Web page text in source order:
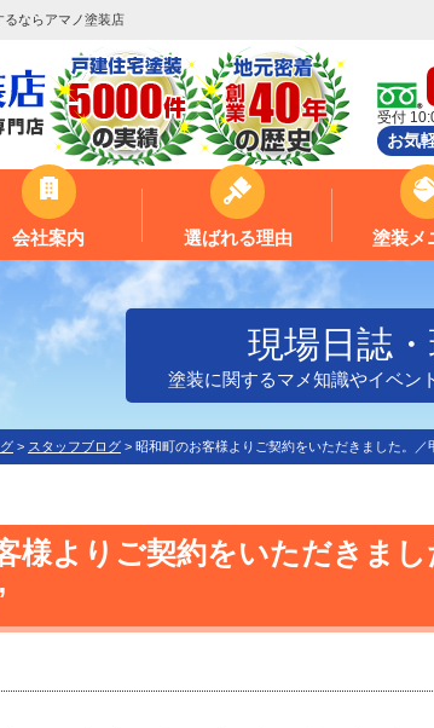
るならアマノ塗装店
受付
お気
会社案内 選ばれる理由 塗装メ
現場日誌
塗装に関するマメ知識やイベン
> スタッフブログ > 昭和町のお客様よりご契約をいただきました。／
様よりご契約をいただきま